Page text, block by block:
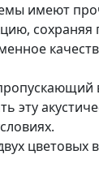
имеют
сохраняя
эту
цветовых